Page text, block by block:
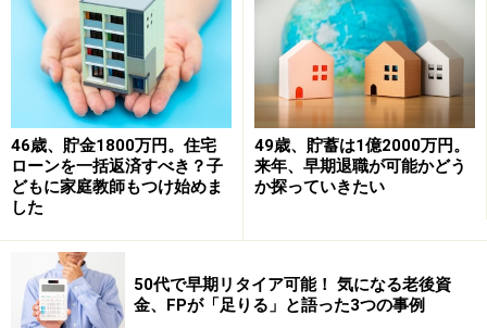
となっています（※）。では、「貯蓄の達人」世帯で絞
ったらその割合はどうでしょうか。もちろん、そのよう
な調査はありませんが、ここまで当連載で紹介してきた
配偶者のいる達人のすべてが共働き、もしくは過去に共
働きで大きく貯蓄していました。
それはある意味、当然といえます。2017年の総務省の家
このうち世帯主は44万1141円、配偶者は13万7767円と
のこと。つまり、共働き世帯がいきなりそれをやめたと
すると、配偶者の収入分として年間約165万円が減収と
46歳、貯金1800万円。住宅
ローンを一括返済すべき？子
どもに家庭教師もつけ始めま
した
49歳、貯蓄は1億2000万円。
来年、早期退職が可能かどう
か探っていきたい
50代で早期リタイア可能！ 気になる老後資
金、FPが「足りる」と語った3つの事例